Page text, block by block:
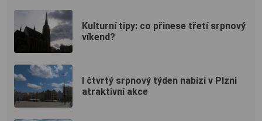
Kulturní tipy: co přinese třetí srpnový
víkend?
I čtvrtý srpnový týden nabízí v Plzni
atraktivní akce